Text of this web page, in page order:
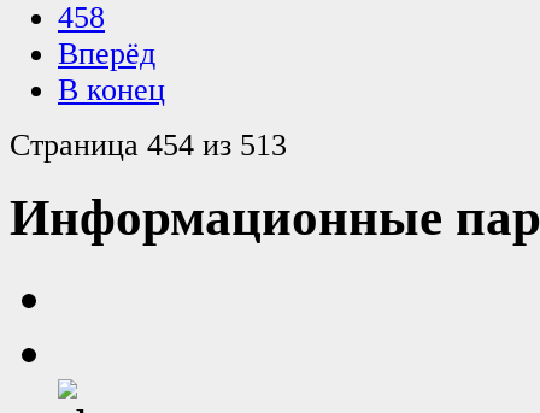
458
Вперёд
В конец
Страница 454 из 513
Информационные